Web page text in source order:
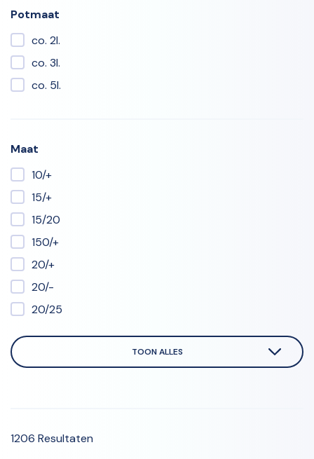
Potmaat
co. 2l.
co. 3l.
co. 5l.
Maat
10/+
15/+
15/20
150/+
20/+
20/-
20/25
TOON ALLES
1206 Resultaten